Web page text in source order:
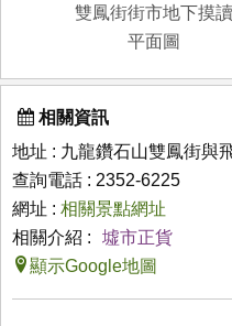
雙鳳街街市地下摸讀
平面圖
相關資訊
地址 : 九龍鑽石山雙鳳街與
查詢電話 : 2352-6225
網址 : 相關景點網址
相關介紹 :
墟市正貨
顯示Google地圖